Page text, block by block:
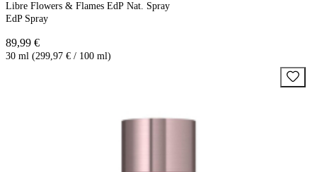
Libre Flowers & Flames EdP Nat. Spray
EdP Spray
89,99 €
30 ml (299,97 € / 100 ml)